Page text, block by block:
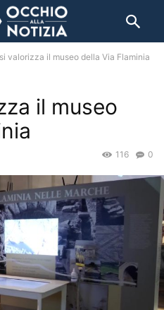
valorizza il museo della Via Flaminia
il museo
0
116